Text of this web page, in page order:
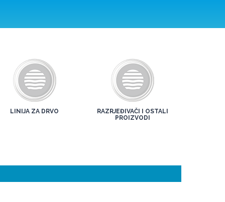
LINIJA ZA DRVO
RAZRJEĐIVAČI I OSTALI
PROIZVODI